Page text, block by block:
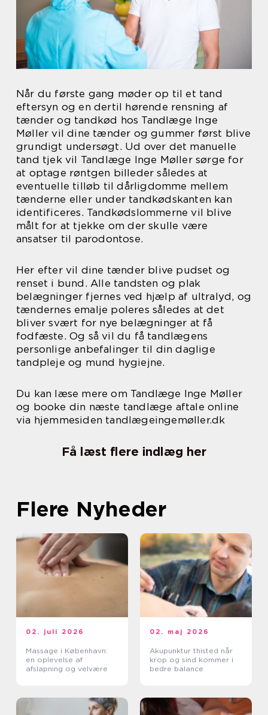
Når du første gang møder op til et tand
eftersyn og en dertil hørende rensning af
tænder og tandkød hos Tandlæge Inge
Møller vil dine tænder og gummer først blive
grundigt undersøgt. Ud over det manuelle
tand tjek vil Tandlæge Inge Møller sørge for
at optage røntgen billeder således at
eventuelle tilløb til dårligdomme mellem
tænderne eller under tandkødskanten kan
identificeres. Tandkødslommerne vil blive
målt for at tjekke om der skulle være
ansatser til parodontose.
Her efter vil dine tænder blive pudset og
renset i bund. Alle tandsten og plak
belægninger fjernes ved hjælp af ultralyd, og
tændernes emalje poleres således at det
bliver svært for nye belægninger at få
fodfæste. Og så vil du få tandlægens
personlige anbefalinger til din daglige
tandpleje og mund hygiejne.
Du kan læse mere om Tandlæge Inge Møller
og booke din næste tandlæge aftale online
via hjemmesiden tandlægeingemøller.dk
Få læst flere indlæg her
Flere Nyheder
02. juli 2026
Massage i København:
en oplevelse af
afslapning og velvære
02. maj 2026
Akupunktur thisted når
krop og sind kommer i
bedre balance